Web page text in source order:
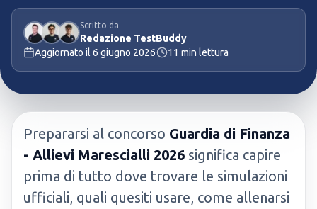
Scritto da
Redazione TestBuddy
Aggiornato il 6 giugno 2026 11 min lettura
Prepararsi al concorso Guardia di Finanza
- Allievi Marescialli 2026 significa capire
prima di tutto dove trovare le simulazioni
ufficiali, quali quesiti usare, come allenarsi